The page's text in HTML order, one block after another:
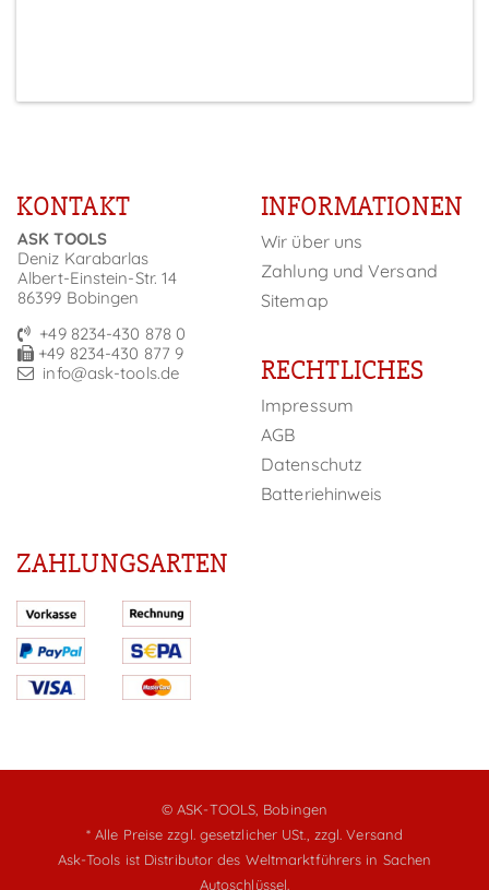
KONTAKT
ASK TOOLS
Deniz Karabarlas
Albert-Einstein-Str. 14
86399 Bobingen
+49 8234-430 878 0
+49 8234-430 877 9
info@ask-tools.de
INFORMATIONEN
Wir über uns
Zahlung und Versand
Sitemap
RECHTLICHES
Impressum
AGB
Datenschutz
Batteriehinweis
ZAHLUNGSARTEN
© ASK-TOOLS, Bobingen
* Alle Preise zzgl. gesetzlicher USt., zzgl. Versand
Ask-Tools ist Distributor des Weltmarktführers in Sachen
Autoschlüssel.